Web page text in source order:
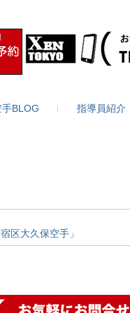
BLOG 指導員紹介
区大久保空手」